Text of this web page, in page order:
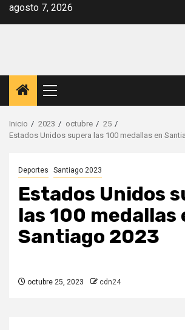
Saltar
agosto 7, 2026
Menú
principal
Inicio 2023 octubre
25
Estados Unidos supera las 100 medallas en
Deportes Santiago 2023
Estados Unidos
las 100 medallas
Santiago 2023
octubre 25, 2023 cdn24